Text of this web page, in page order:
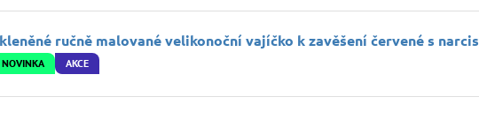
ručně malované velikonoční vajíčko k zavěšení červené s
NOVINKA AKCE